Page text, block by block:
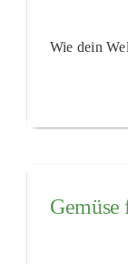
Wie dein
Gemüse